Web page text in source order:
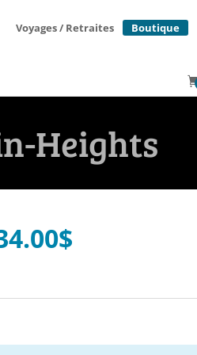
Voyages / Retraites Boutique
Heights
$